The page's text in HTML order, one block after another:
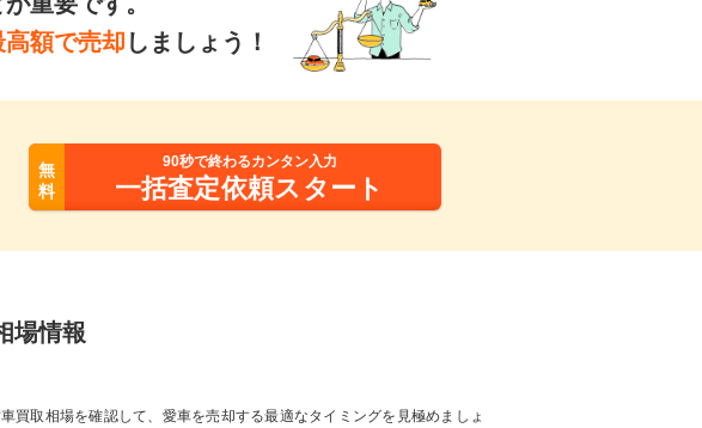
高額で売却 しましょう！
無
料
90秒で終わるカンタン入力
一括査定依頼スタート
場情報
買取相場を確認して、愛車を売却する最適なタイミングを見極めましょ